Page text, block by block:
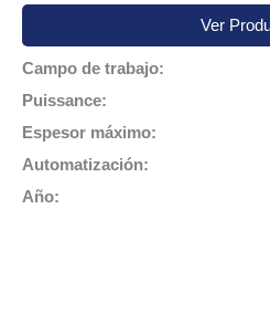
Ver
Campo de trabajo:
Puissance:
Espesor máximo:
Automatización:
Año: